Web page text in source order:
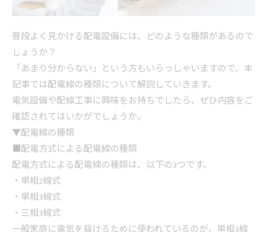
普段よく見かける配電設備には、どのような種類があるので
しょうか？
「あまり分からない」という方もいらっしゃいますので、本
記事では配電線の種類について解説していきます。
電気設備や配線工事に興味をお持ちでしたら、ぜひ内容をご
確認されてはいかがでしょうか。
▼配電線の種類
■配電方式による配電線の種類
配電方式による配電線の種類は、以下の3つです。
・単相2線式
・単相3線式
・三相3線式